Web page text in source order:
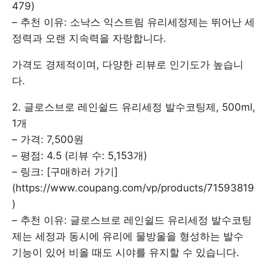
479)
– 추천 이유: 소낙스 익스트림 유리세정제는 뛰어난 세
정력과 오랜 지속력을 자랑합니다.
가격도 경제적이며, 다양한 리뷰로 인기도가 높습니
다.
2. 글로스브로 레인쉴드 유리세정 발수코팅제, 500ml,
1개
– 가격: 7,500원
– 평점: 4.5 (리뷰 수: 5,153개)
– 링크: [구매하러 가기]
(https://www.coupang.com/vp/products/71593819
)
– 추천 이유: 글로스브로 레인쉴드 유리세정 발수코팅
제는 세정과 동시에 유리에 물방울을 형성하는 발수
기능이 있어 비올 때도 시야를 유지할 수 있습니다.